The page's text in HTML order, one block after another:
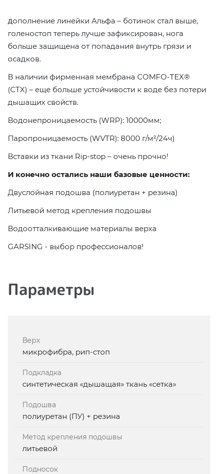
Дополнение линейки Альфа – ботинок стал выше,
голеностоп теперь лучше зафиксирован, нога
больше защищена от попадания внутрь грязи и
осадков.
В наличии фирменная мембрана COMFO-TEX®️
(CTX) – еще больше устойчивости к воде без потери
дышащих свойств.
Водонепроницаемость (WRP): 10000мм;
Паропроницаемость (WVTR): 8000 г/м²/24ч)
Вставки из ткани Rip-stop – очень прочно!
И конечно остались наши базовые ценности:
Двуслойная подошва (полиуретан + резина)
Литьевой метод крепления подошвы
Водоотталкивающие материалы верха
GARSING - выбор профессионалов!
Параметры
Верх
микрофибра, рип-стоп
Подкладка
синтетическая «дышащая» ткань «сетка»
Подошва
полиуретан (ПУ) + резина
Метод крепления подошвы
литьевой
Подносок